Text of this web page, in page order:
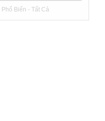
Phổ Biến - Tất Cả